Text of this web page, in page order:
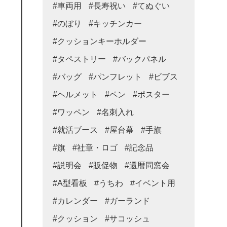
#車両用 #長寿祝い #てぬぐい
#のぼり #キッチンカー
#クッションキーホルダー
#タペストリー #バックパネル
#バッグ #パンフレット #ビブス
#ヘルメット #ペン #ポスター
#ワッペン #名刺入れ
#就活ブース #屋台幕 #手旗
#旗 #社章・ロゴ #記念品
#説明会 #販促物 #還暦同窓会
#A型看板 #うちわ #イベント用
#カレンダー #ガーランド
#クッション #サコッシュ